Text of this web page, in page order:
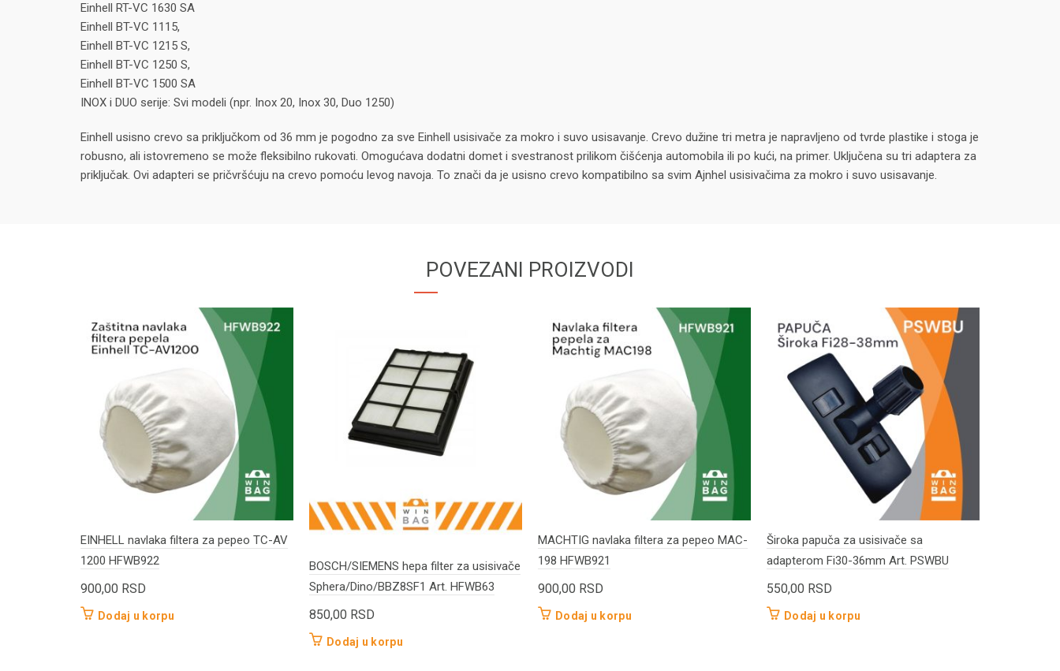
Einhell RT-VC 1630 SA
Einhell BT-VC 1115,
Einhell BT-VC 1215 S,
Einhell BT-VC 1250 S,
Einhell BT-VC 1500 SA
INOX i DUO serije: Svi modeli (npr. Inox 20, Inox 30, Duo 1250)
Einhell usisno crevo sa priključkom od 36 mm je pogodno za sve Einhell usisivače za mokro i suvo usisavanje. Crevo dužine tri metra je napravljeno od tvrde plastike i stoga je
robusno, ali istovremeno se može fleksibilno rukovati. Omogućava dodatni domet i svestranost prilikom čišćenja automobila ili po kući, na primer. Uključena su tri adaptera za
priključak. Ovi adapteri se pričvršćuju na crevo pomoću levog navoja. To znači da je usisno crevo kompatibilno sa svim Ajnhel usisivačima za mokro i suvo usisavanje.
POVEZANI PROIZVODI
EINHELL navlaka filtera za pepeo TC-AV
1200 HFWB922
900,00 RSD
Dodaj u korpu
BOSCH/SIEMENS hepa filter za usisivače
Sphera/Dino/BBZ8SF1 Art. HFWB63
850,00 RSD
Dodaj u korpu
MACHTIG navlaka filtera za pepeo MAC-
198 HFWB921
900,00 RSD
Dodaj u korpu
Široka papuča za usisivače sa
adapterom Fi30-36mm Art. PSWBU
550,00 RSD
Dodaj u korpu